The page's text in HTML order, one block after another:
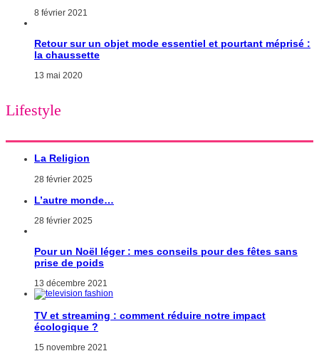
8 février 2021
Retour sur un objet mode essentiel et pourtant méprisé :
la chaussette
13 mai 2020
Lifestyle
La Religion
28 février 2025
L’autre monde…
28 février 2025
Pour un Noël léger : mes conseils pour des fêtes sans
prise de poids
13 décembre 2021
TV et streaming : comment réduire notre impact
écologique ?
15 novembre 2021